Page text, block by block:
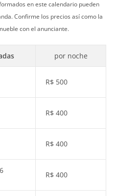
en este calendario pueden
Confirme los precios así como la
con el anunciante.
por noche
R$ 500
R$ 400
R$ 400
R$ 400